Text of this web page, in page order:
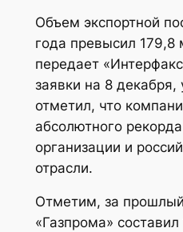
Объем экспортной
года превысил 179,8
передает
заявки на 8
отметил, что
абсолютного
организации и
отрасли.
Отметим, за прошлый
«Газпрома»